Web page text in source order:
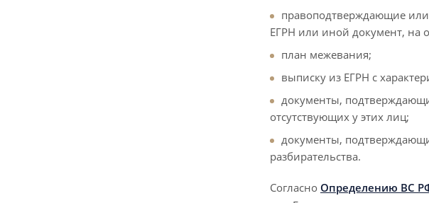
правоподтверждающие или
ЕГРН или иной документ, на
план межевания;
выписку из ЕГРН с
документы,
отсутствующих у этих лиц;
документы,
разбирательства.
Согласно Определению ВС